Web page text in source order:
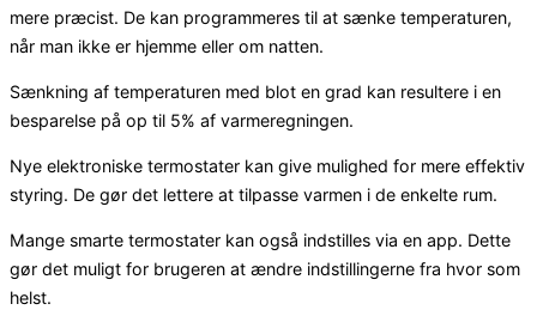
mere præcist. De kan programmeres til at sænke temperaturen,
når man ikke er hjemme eller om natten.
Sænkning af temperaturen med blot en grad kan resultere i en
besparelse på op til 5% af varmeregningen.
Nye elektroniske termostater kan give mulighed for mere effektiv
styring. De gør det lettere at tilpasse varmen i de enkelte rum.
Mange smarte termostater kan også indstilles via en app. Dette
gør det muligt for brugeren at ændre indstillingerne fra hvor som
helst.